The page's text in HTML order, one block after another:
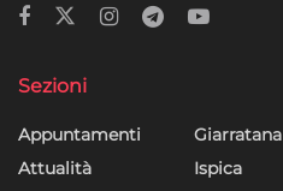
Sezioni
Appuntamenti
Attualità
Giarratana
Ispica